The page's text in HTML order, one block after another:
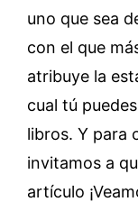
uno que sea
con el que
atribuye la
cual tú
libros. Y para
invitamos a
artículo